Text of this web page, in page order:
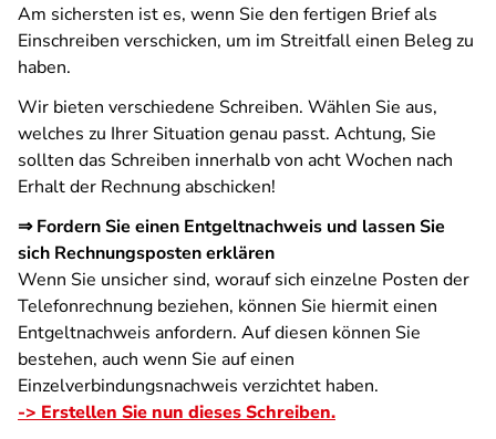
Am sichersten ist es, wenn Sie den fertigen Brief als
Einschreiben verschicken, um im Streitfall einen Beleg zu
haben.
Wir bieten verschiedene Schreiben. Wählen Sie aus,
welches zu Ihrer Situation genau passt. Achtung, Sie
sollten das Schreiben innerhalb von acht Wochen nach
Erhalt der Rechnung abschicken!
⇒ Fordern Sie einen Entgeltnachweis und lassen Sie
sich Rechnungsposten erklären
Wenn Sie unsicher sind, worauf sich einzelne Posten der
Telefonrechnung beziehen, können Sie hiermit einen
Entgeltnachweis anfordern. Auf diesen können Sie
bestehen, auch wenn Sie auf einen
Einzelverbindungsnachweis verzichtet haben.
-> Erstellen Sie nun dieses Schreiben.